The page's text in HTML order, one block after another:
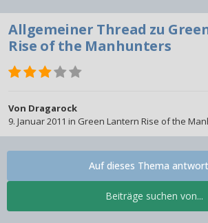
Allgemeiner Thread zu
Rise of the Manhunters
Von Dragarock
9. Januar 2011 in Green Lantern Rise of the
Beiträge suchen von...
Auf dieses Thema